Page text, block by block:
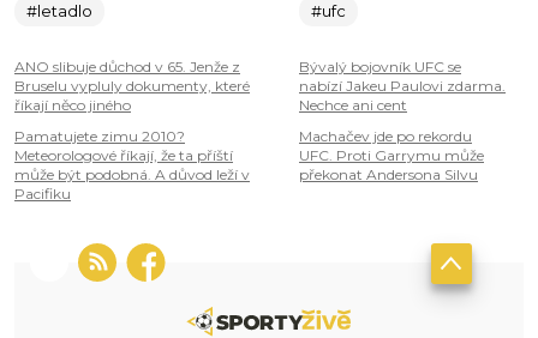
#letadlo
ANO slibuje důchod v 65. Jenže z
Bruselu vypluly dokumenty, které
říkají něco jiného
Pamatujete zimu 2010?
Meteorologové říkají, že ta příští
může být podobná. A důvod leží v
Pacifiku
#ufc
Bývalý bojovník UFC se
nabízí Jakeu Paulovi zdarma.
Nechce ani cent
Machačev jde po rekordu
UFC. Proti Garrymu může
překonat Andersona Silvu